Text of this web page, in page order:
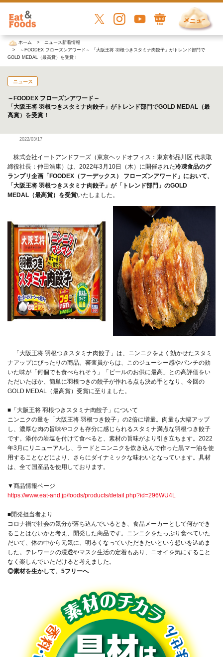
ホーム
ニュース新着情報
～FOODEX フローズンアワード～ 「大阪王将 羽根つきスタミナ肉餃子」がトレンド部門で
GOLD MEDAL（最高賞）を受賞！
ニュース
～FOODEX フローズンアワード～
「大阪王将 羽根つきスタミナ肉餃子」がトレンド部門でGOLD MEDAL（最
高賞）を受賞！
2022/03/17
株式会社イートアンドフーズ（東京ヘッドオフィス：東京都品川区 代表取
締役社長：仲田浩康）は、2022年3月10日（木）に開催された冷凍食品のグ
ランプリ企画「FOODEX（フーデックス） フローズンアワード」において、
「大阪王将 羽根つきスタミナ肉餃子」が「トレンド部門」のGOLD
MEDAL（最高賞）を受賞いたしました。
「大阪王将 羽根つきスタミナ肉餃子」は、ニンニクをよく効かせたスタミ
ナアップにぴったりの商品。審査員からは、このジューシー感やパンチの効
いた味が「何個でも食べられそう」「ビールのお供に最高」との高評価をい
ただいたほか、簡単に羽根つきの餃子が作れる点も決め手となり、今回の
GOLD MEDAL（最高賞）受賞に至りました。
■「大阪王将 羽根つきスタミナ肉餃子」について
ニンニクの量を「大阪王将 羽根つき餃子」の2倍に増量。肉量も大幅アップ
し、濃厚な肉の旨味やコクも存分に感じられるスタミナ満点な羽根つき餃子
です。添付の岩塩を付けて食べると、素材の旨味がより引き立ちます。2022
年3月にリニューアルし、ラードとニンニクを炊き込んで作った黒マー油を使
用することなどにより、さらにダイナミックな味わいとなっています。具材
は、全て国産品を使用しております。
▼商品情報ページ
https://www.eat-and.jp/foods/products/detail.php?id=296WU4L
■開発担当者より
コロナ禍で社会の気分が落ち込んでいるとき、食品メーカーとして何かでき
ることはないかと考え、開発した商品です。ニンニクをたっぷり食べていた
だいて、体の中から元気に、明るくなっていただきたいという想いを込めま
した。テレワークの浸透やマスク生活の定着もあり、ニオイを気にすること
なく楽しんでいただけると考えました。
◎素材を生かして、5フリーへ